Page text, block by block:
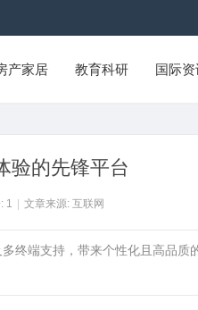
产家居 教育科研 国际
验的先锋平台
1 文章来源: 互联网
终端支持，带来个性化且高品质